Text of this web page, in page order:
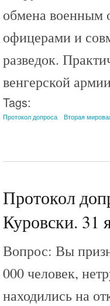
обмена военным
офицерами и
разведок.
венгерской
Tags:
Протокол допроса Вторая
Протокол
Куровски. 31
Вопрос: Вы
000 человек,
находились на